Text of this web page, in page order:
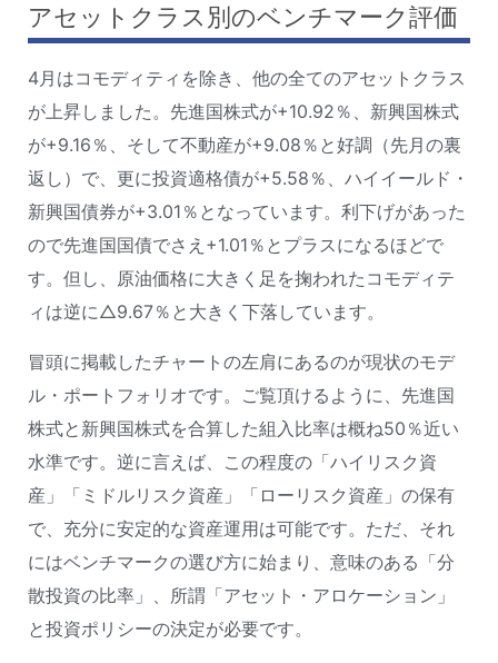
アセットクラス別のベンチマーク評価
4月はコモディティを除き、他の全てのアセットクラス
が上昇しました。先進国株式が+10.92％、新興国株式
が+9.16％、そして不動産が+9.08％と好調（先月の裏
返し）で、更に投資適格債が+5.58％、ハイイールド・
新興国債券が+3.01％となっています。利下げがあった
ので先進国国債でさえ+1.01％とプラスになるほどで
す。但し、原油価格に大きく足を掬われたコモディテ
ィは逆に△9.67％と大きく下落しています。
冒頭に掲載したチャートの左肩にあるのが現状のモデ
ル・ポートフォリオです。ご覧頂けるように、先進国
株式と新興国株式を合算した組入比率は概ね50％近い
水準です。逆に言えば、この程度の「ハイリスク資
産」「ミドルリスク資産」「ローリスク資産」の保有
で、充分に安定的な資産運用は可能です。ただ、それ
にはベンチマークの選び方に始まり、意味のある「分
散投資の比率」、所謂「アセット・アロケーション」
と投資ポリシーの決定が必要です。